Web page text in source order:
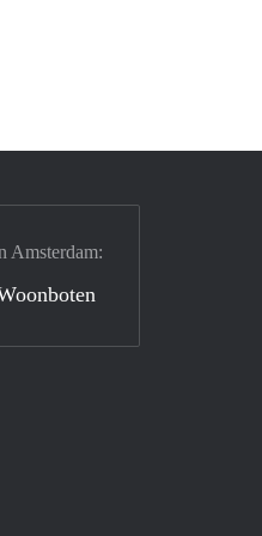
Amsterdam: